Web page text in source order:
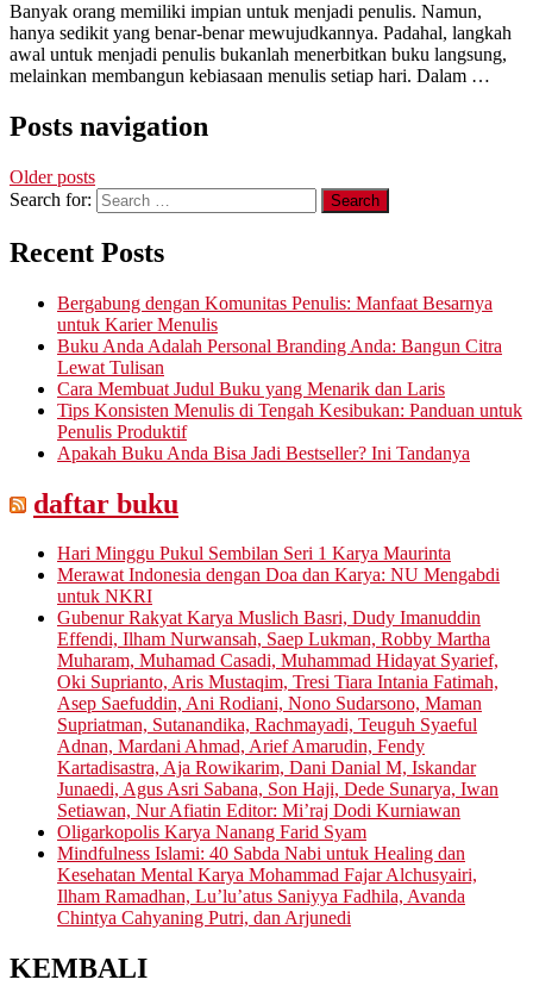
Banyak orang memiliki impian untuk menjadi penulis. Namun,
hanya sedikit yang benar-benar mewujudkannya. Padahal, langkah
awal untuk menjadi penulis bukanlah menerbitkan buku langsung,
melainkan membangun kebiasaan menulis setiap hari. Dalam …
Posts navigation
Older posts
Search for:
Recent Posts
Bergabung dengan Komunitas Penulis: Manfaat Besarnya
untuk Karier Menulis
Buku Anda Adalah Personal Branding Anda: Bangun Citra
Lewat Tulisan
Cara Membuat Judul Buku yang Menarik dan Laris
Tips Konsisten Menulis di Tengah Kesibukan: Panduan untuk
Penulis Produktif
Apakah Buku Anda Bisa Jadi Bestseller? Ini Tandanya
daftar buku
Hari Minggu Pukul Sembilan Seri 1 Karya Maurinta
Merawat Indonesia dengan Doa dan Karya: NU Mengabdi
untuk NKRI
Gubenur Rakyat Karya Muslich Basri, Dudy Imanuddin
Effendi, Ilham Nurwansah, Saep Lukman, Robby Martha
Muharam, Muhamad Casadi, Muhammad Hidayat Syarief,
Oki Suprianto, Aris Mustaqim, Tresi Tiara Intania Fatimah,
Asep Saefuddin, Ani Rodiani, Nono Sudarsono, Maman
Supriatman, Sutanandika, Rachmayadi, Teuguh Syaeful
Adnan, Mardani Ahmad, Arief Amarudin, Fendy
Kartadisastra, Aja Rowikarim, Dani Danial M, Iskandar
Junaedi, Agus Asri Sabana, Son Haji, Dede Sunarya, Iwan
Setiawan, Nur Afiatin Editor: Mi’raj Dodi Kurniawan
Oligarkopolis Karya Nanang Farid Syam
Mindfulness Islami: 40 Sabda Nabi untuk Healing dan
Kesehatan Mental Karya Mohammad Fajar Alchusyairi,
Ilham Ramadhan, Lu’lu’atus Saniyya Fadhila, Avanda
Chintya Cahyaning Putri, dan Arjunedi
KEMBALI